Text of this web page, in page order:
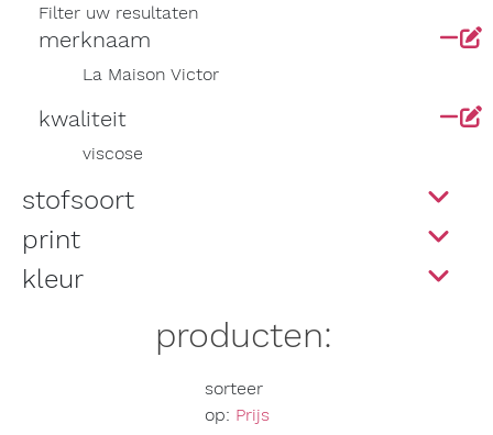
Filter uw resultaten
merknaam
La Maison Victor
kwaliteit
viscose
stofsoort
print
kleur
producten:
sorteer
op: Prijs